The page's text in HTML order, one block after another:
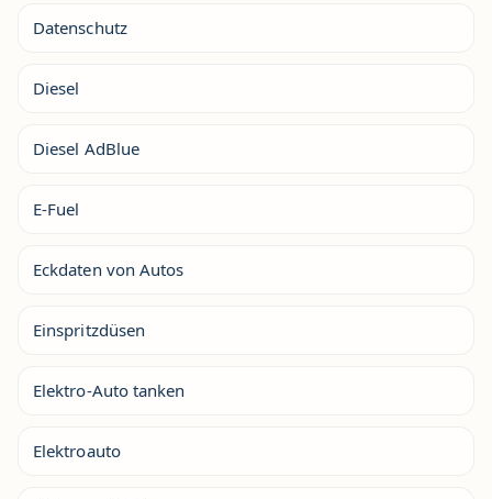
Datenschutz
Diesel
Diesel AdBlue
E-Fuel
Eckdaten von Autos
Einspritzdüsen
Elektro-Auto tanken
Elektroauto